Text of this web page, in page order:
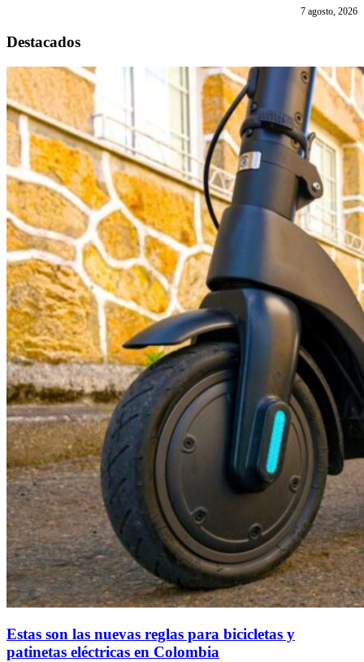
7 agosto, 2026
Destacados
Estas son las nuevas reglas para bicicletas y
patinetas eléctricas en Colombia